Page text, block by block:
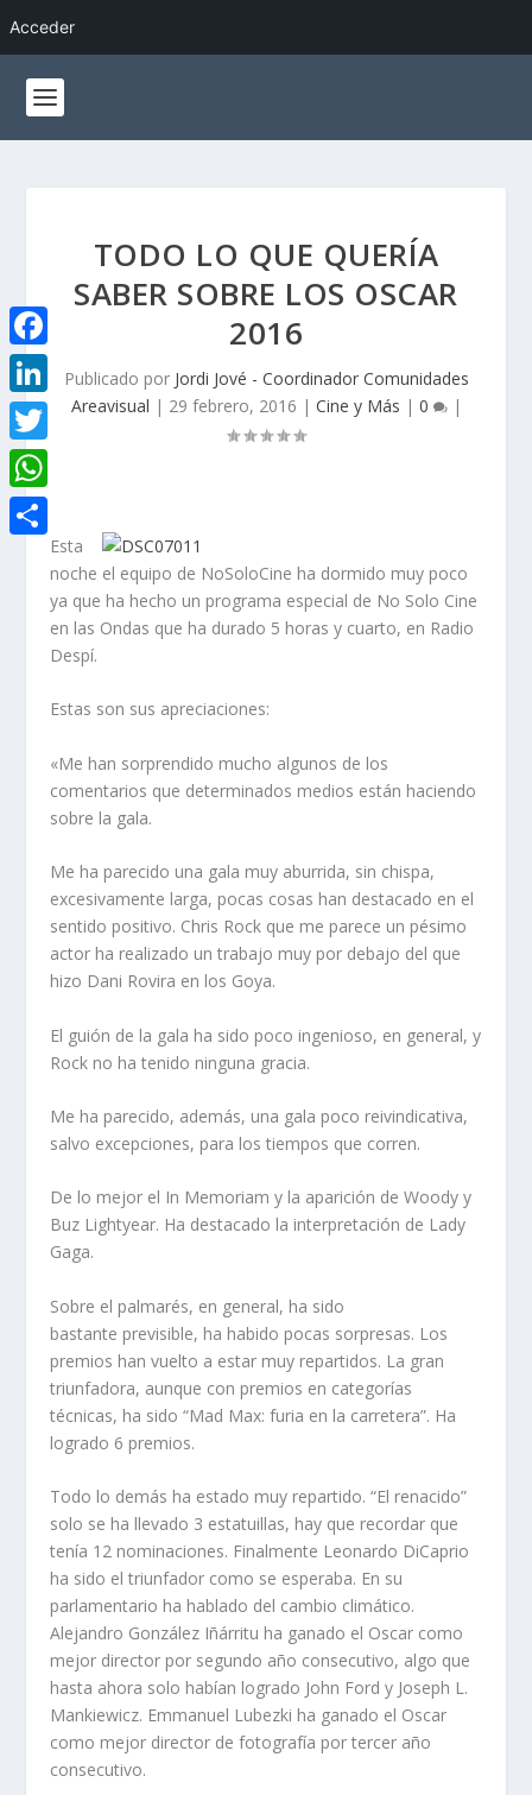
Acceder
TODO LO QUE QUERÍA
SABER SOBRE LOS OSCAR
2016
Publicado por Jordi Jové - Coordinador Comunidades
Areavisual | 29 febrero, 2016 | Cine y Más | 0 |
Esta
noche el equipo de NoSoloCine ha dormido muy poco
ya que ha hecho un programa especial de No Solo Cine
en las Ondas que ha durado 5 horas y cuarto, en Radio
Despí.
Estas son sus apreciaciones:
«Me han sorprendido mucho algunos de los
comentarios que determinados medios están haciendo
sobre la gala.
Me ha parecido una gala muy aburrida, sin chispa,
excesivamente larga, pocas cosas han destacado en el
sentido positivo. Chris Rock que me parece un pésimo
actor ha realizado un trabajo muy por debajo del que
hizo Dani Rovira en los Goya.
El guión de la gala ha sido poco ingenioso, en general, y
Rock no ha tenido ninguna gracia.
Me ha parecido, además, una gala poco reivindicativa,
salvo excepciones, para los tiempos que corren.
De lo mejor el In Memoriam y la aparición de Woody y
Buz Lightyear. Ha destacado la interpretación de Lady
Gaga.
Sobre el palmarés, en general, ha sido
bastante previsible, ha habido pocas sorpresas. Los
premios han vuelto a estar muy repartidos. La gran
triunfadora, aunque con premios en categorías
técnicas, ha sido “Mad Max: furia en la carretera”. Ha
logrado 6 premios.
Todo lo demás ha estado muy repartido. “El renacido”
solo se ha llevado 3 estatuillas, hay que recordar que
tenía 12 nominaciones. Finalmente Leonardo DiCaprio
ha sido el triunfador como se esperaba. En su
parlamentario ha hablado del cambio climático.
Alejandro González Iñárritu ha ganado el Oscar como
mejor director por segundo año consecutivo, algo que
hasta ahora solo habían logrado John Ford y Joseph L.
Mankiewicz. Emmanuel Lubezki ha ganado el Oscar
como mejor director de fotografía por tercer año
consecutivo.
F
a
c
e
b
L
i
n
k
T
w
i
W